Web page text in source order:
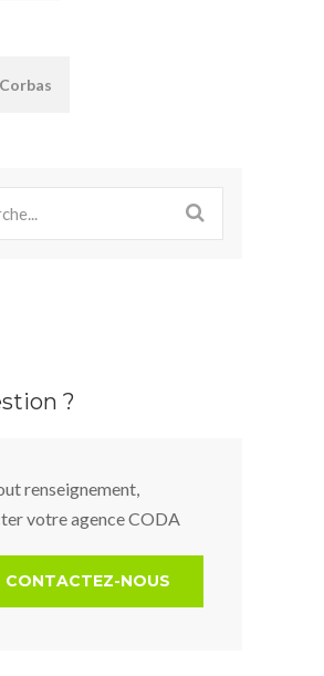
?
renseignement,
votre agence CODA
CONTACTEZ-NOUS